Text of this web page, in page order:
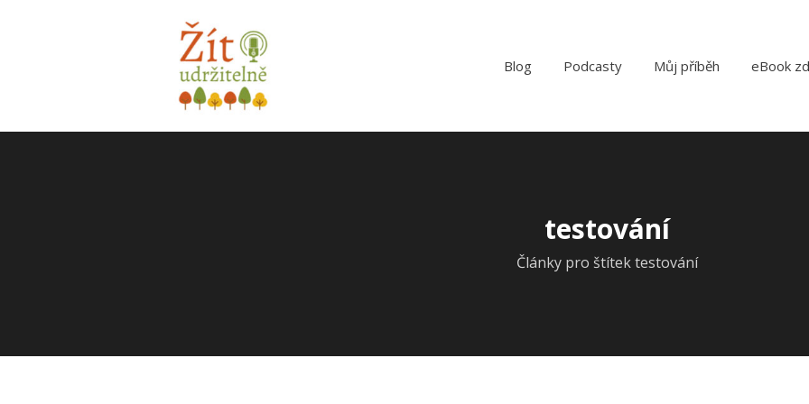
Blog Podcasty Můj příběh eBook
testování
Články pro štítek testování